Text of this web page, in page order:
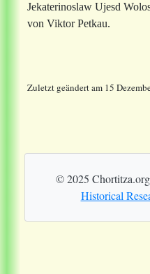
Jekaterinoslaw Ujesd
von Viktor Petkau.
Zuletzt geändert am 15
© 2025
Historical